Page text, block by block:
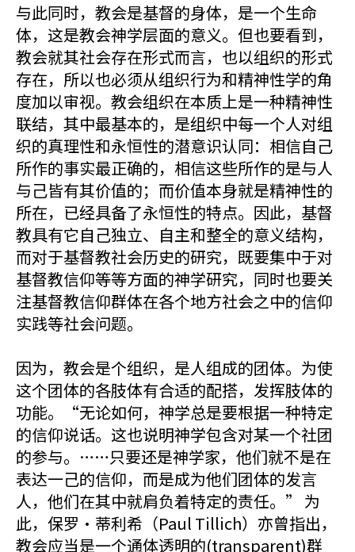
与此同时，教会是基督的身体，是一个生命
体，这是教会神学层面的意义。但也要看到，
教会就其社会存在形式而言，也以组织的形式
存在，所以也必须从组织行为和精神性学的角
度加以审视。教会组织在本质上是一种精神性
联结，其中最基本的，是组织中每一个人对组
织的真理性和永恒性的潜意识认同：相信自己
所作的事实最正确的，相信这些所作的是与人
与己皆有其价值的；而价值本身就是精神性的
所在，已经具备了永恒性的特点。因此，基督
教具有它自己独立、自主和整全的意义结构，
而对于基督教社会历史的研究，既要集中于对
基督教信仰等等方面的神学研究，同时也要关
注基督教信仰群体在各个地方社会之中的信仰
实践等社会问题。
因为，教会是个组织，是人组成的团体。为使
这个团体的各肢体有合适的配搭，发挥肢体的
功能。“无论如何，神学总是要根据一种特定
的信仰说话。这也说明神学包含对某一个社团
的参与。……只要还是神学家，他们就不是在
表达一己的信仰，而是成为他们团体的发言
人，他们在其中就肩负着特定的责任。” 为
此，保罗·蒂利希（Paul Tillich）亦曾指出，
教会应当是一个通体透明的(transparent)群